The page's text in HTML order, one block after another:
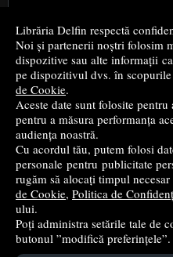
Librăria Delfin respectă
Noi și partenerii noștri folosim
dispozitive sau alte informații
pe dispozitivul dvs. în
de Cookie.
Aceste date sunt folosite
pentru a măsura performanța
audiența noastră.
Cu acordul tău, putem folosi
personale pentru publicitate
rugăm să alocați timpul
de Cookie, Politica de
ului.
Poți administra setările tale de
butonul ”modifică preferințele”.
Cele mai bune cărți de istorie
Top cărți beletristică
...toate știrile
© 2004 - 2026
Magazin online
Created in